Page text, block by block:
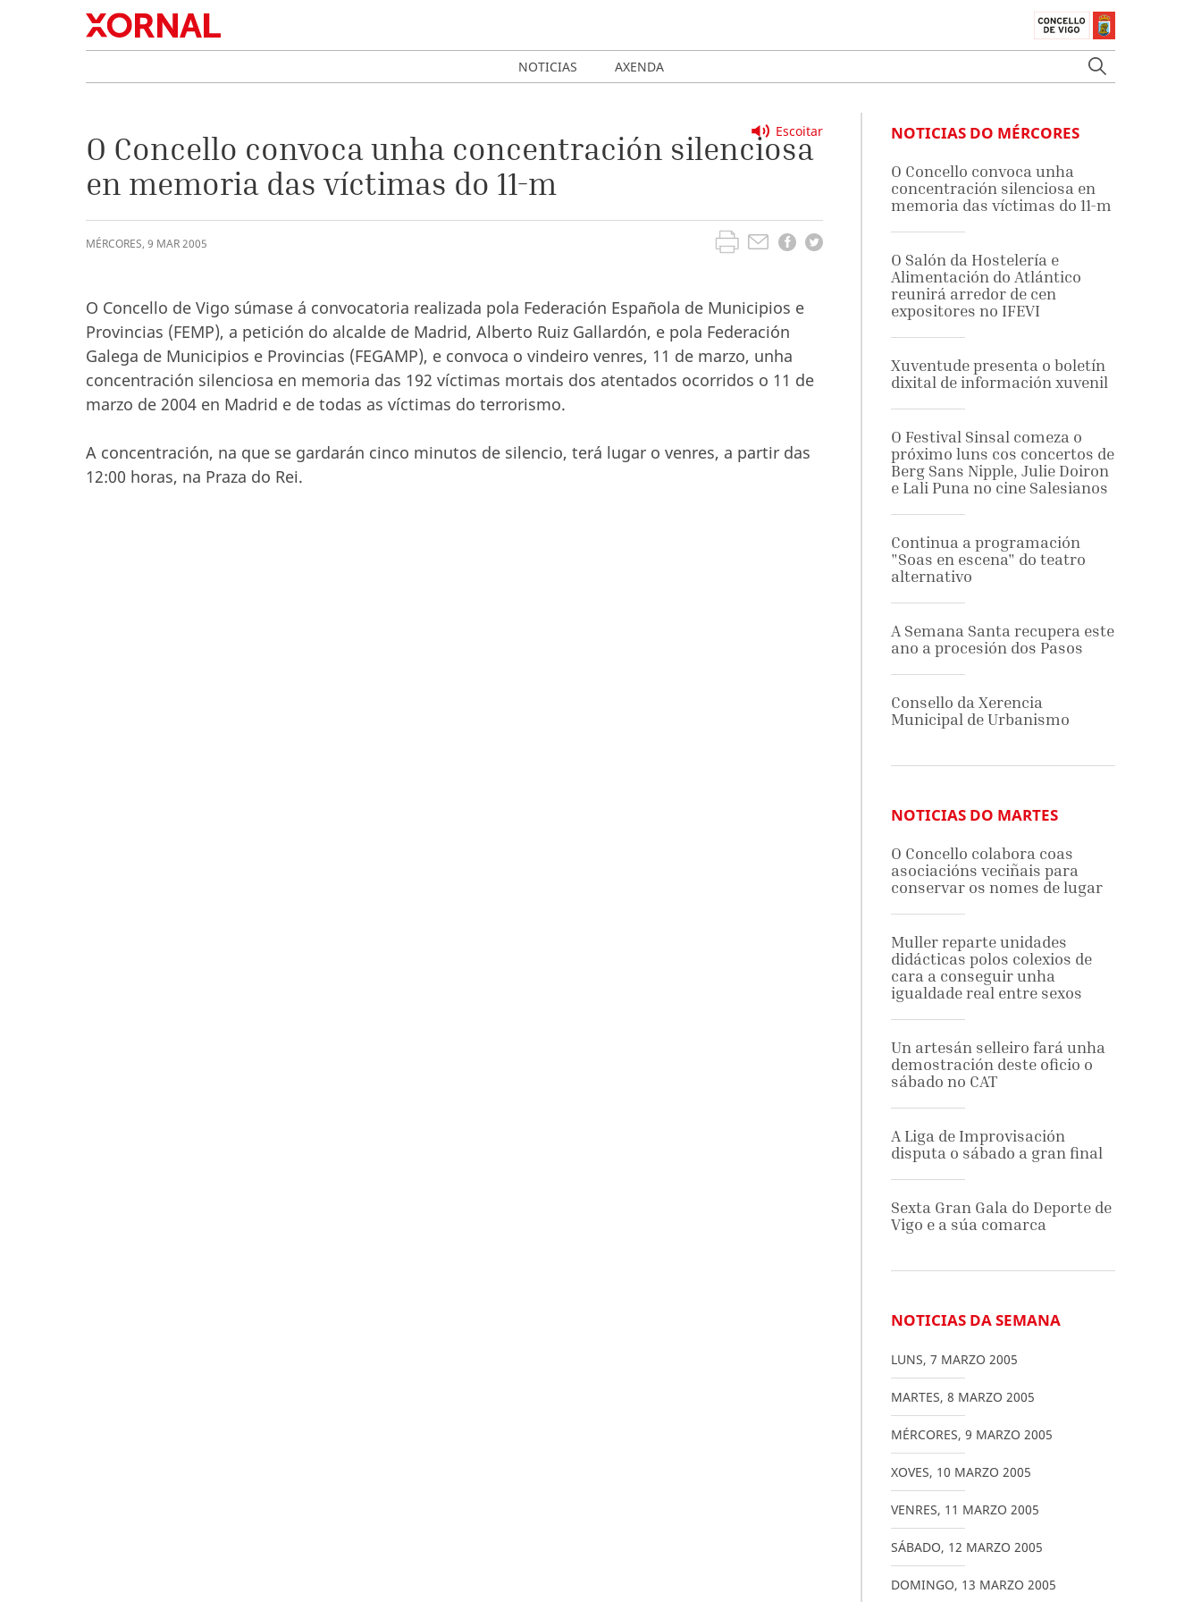
NOTICIAS AXENDA
Escoitar
O Concello convoca unha concentración silenciosa
en memoria das víctimas do 11-m
MÉRCORES, 9 MAR2005
O Concello de Vigo súmase á convocatoria realizada pola Federación Española de Municipios e
Provincias (FEMP), a petición do alcalde de Madrid, Alberto Ruiz Gallardón, e pola Federación
Galega de Municipios e Provincias (FEGAMP), e convoca o vindeiro venres, 11 de marzo, unha
concentración silenciosa en memoria das 192 víctimas mortais dos atentados ocorridos o 11 de
marzo de 2004 en Madrid e de todas as víctimas do terrorismo.
A concentración, na que se gardarán cinco minutos de silencio, terá lugar o venres, a partir das
12:00 horas, na Praza do Rei.
NOTICIAS DO MÉRCORES
O Concello convoca unha
concentración silenciosa en
memoria das víctimas do 11-m
O Salón da Hostelería e
Alimentación do Atlántico
reunirá arredor de cen
expositores no IFEVI
Xuventude presenta o boletín
dixital de información xuvenil
O Festival Sinsal comeza o
próximo luns cos concertos de
Berg Sans Nipple, Julie Doiron
e Lali Puna no cine Salesianos
Continua a programación
"Soas en escena" do teatro
alternativo
A Semana Santa recupera este
ano a procesión dos Pasos
Consello da Xerencia
Municipal de Urbanismo
NOTICIAS DO MARTES
O Concello colabora coas
asociacións veciñais para
conservar os nomes de lugar
Muller reparte unidades
didácticas polos colexios de
cara a conseguir unha
igualdade real entre sexos
Un artesán selleiro fará unha
demostración deste oficio o
sábado no CAT
A Liga de Improvisación
disputa o sábado a gran final
Sexta Gran Gala do Deporte de
Vigo e a súa comarca
NOTICIAS DA SEMANA
LUNS, 7 MARZO 2005
MARTES, 8 MARZO 2005
MÉRCORES, 9 MARZO 2005
XOVES, 10 MARZO 2005
VENRES, 11 MARZO 2005
SÁBADO, 12 MARZO 2005
DOMINGO, 13 MARZO 2005